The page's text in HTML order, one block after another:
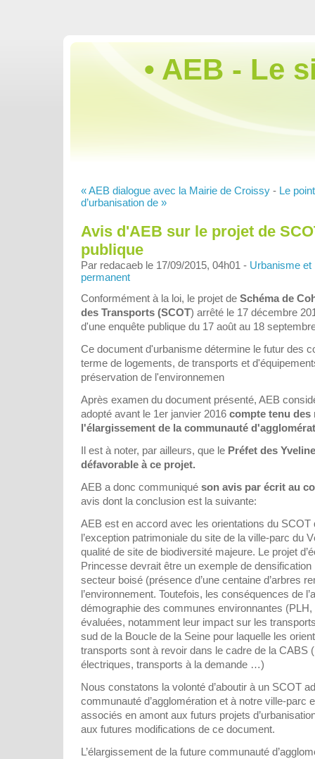
• AEB - Le
« AEB dialogue avec la Mairie de Croissy - Le
d’urbanisation de »
Avis d'AEB sur le projet de
publique
Par redacaeb le 17/09/2015, 04h01 - Urbanisme et
permanent
Conformément à la loi, le projet de Schéma de
des Transports (SCOT) arrêté le 17 décembre
d'une enquête publique du 17 août au 18
Ce document d'urbanisme détermine le futur des
terme de logements, de transports et
préservation de l'environnemen
Après examen du document présenté, AEB
adopté avant le 1er janvier 2016 compte tenu des
l'élargissement de la communauté
Il est à noter, par ailleurs, que le Préfet des
défavorable à ce projet.
AEB a donc communiqué son avis par écrit au
avis dont la conclusion est la suivante:
AEB est en accord avec les orientations du SCOT
l’exception patrimoniale du site de la ville-parc du
qualité de site de biodiversité majeure. Le projet
Princesse devrait être un exemple de
secteur boisé (présence d’une centaine d’arbres
l’environnement. Toutefois, les conséquences de
démographie des communes environnantes
évaluées, notamment leur impact sur les
sud de la Boucle de la Seine pour laquelle les
transports sont à revoir dans le cadre de la CABS
électriques, transports à la demande …)
Nous constatons la volonté d’aboutir à un SCOT
communauté d’agglomération et à notre ville-parc
associés en amont aux futurs projets
aux futures modifications de ce document.
L’élargissement de la future communauté